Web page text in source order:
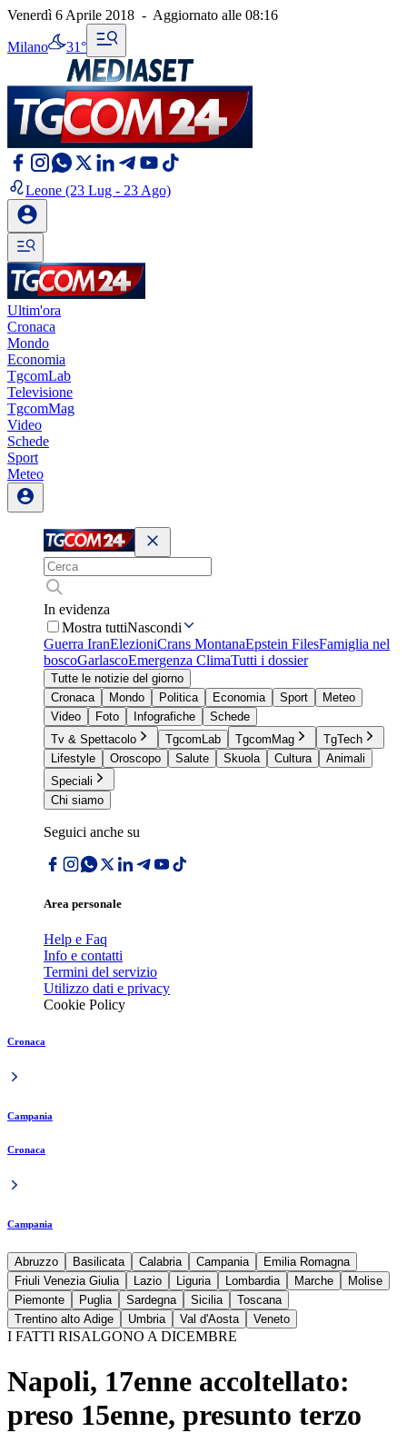
Venerdì 6 Aprile 2018 - Aggiornato alle 08:16
Milano 31°
Leone (23 Lug - 23 Ago)
Ultim'ora
Cronaca
Mondo
Economia
TgcomLab
Televisione
TgcomMag
Video
Schede
Sport
Meteo
In evidenza
Mostra tuttiNascondi
Guerra IranElezioniCrans MontanaEpstein FilesFamiglia nel
boscoGarlascoEmergenza ClimaTutti i dossier
Tutte le notizie del giorno
Cronaca
Mondo Politica Economia Sport
Meteo
Video
Foto Infografiche
Schede
Tv & Spettacolo
TgcomLab TgcomMag
TgTech
Lifestyle
Oroscopo Salute Skuola Cultura
Animali
Speciali
Chi siamo
Seguici anche su
Area personale
Help e Faq
Info e contatti
Termini del servizio
Utilizzo dati e privacy
Cookie Policy
Cronaca
Campania
Cronaca
Campania
Abruzzo Basilicata Calabria Campania
Emilia Romagna
Friuli Venezia Giulia
Lazio Liguria Lombardia Marche
Molise
Piemonte
Puglia Sardegna Sicilia
Toscana
Trentino alto Adige
Umbria Val d'Aosta Veneto
I FATTI RISALGONO A DICEMBRE
Napoli, 17enne accoltellato:
preso 15enne, presunto terzo